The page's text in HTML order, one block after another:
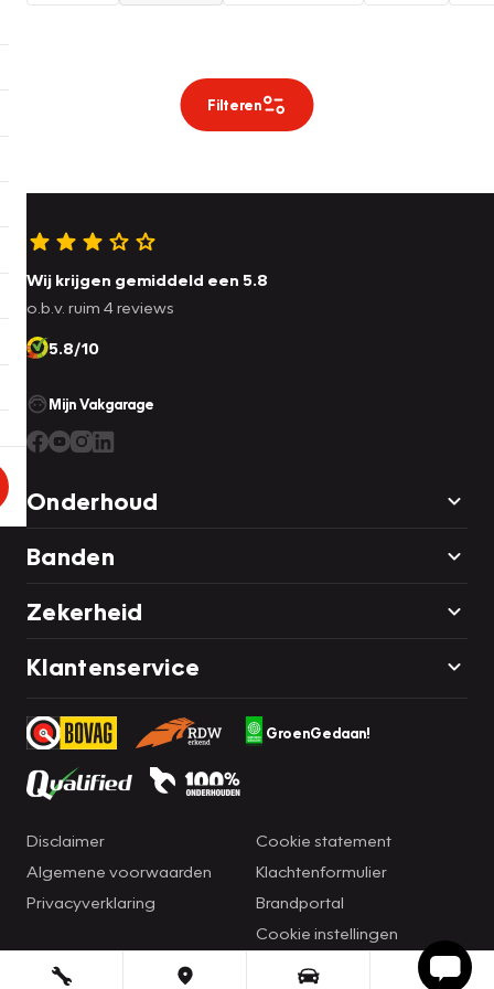
Filteren
Wij krijgen gemiddeld een 5.8
o.b.v. ruim 4 reviews
5.8/10
Mijn Vakgarage
Onderhoud
Banden
Zekerheid
Klantenservice
GroenGedaan!
Disclaimer
Algemene voorwaarden
Privacyverklaring
Cookie statement
Klachtenformulier
Brandportal
Cookie instellingen